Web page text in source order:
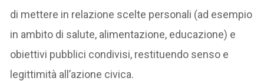
di mettere in relazione scelte personali (ad esempio
in ambito di salute, alimentazione, educazione) e
obiettivi pubblici condivisi, restituendo senso e
legittimità all’azione civica.